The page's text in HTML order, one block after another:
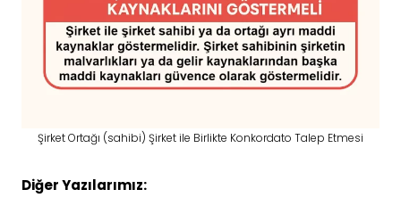
Şirket Ortağı (sahibi) Şirket ile Birlikte Konkordato Talep Etmesi
Diğer Yazılarımız: